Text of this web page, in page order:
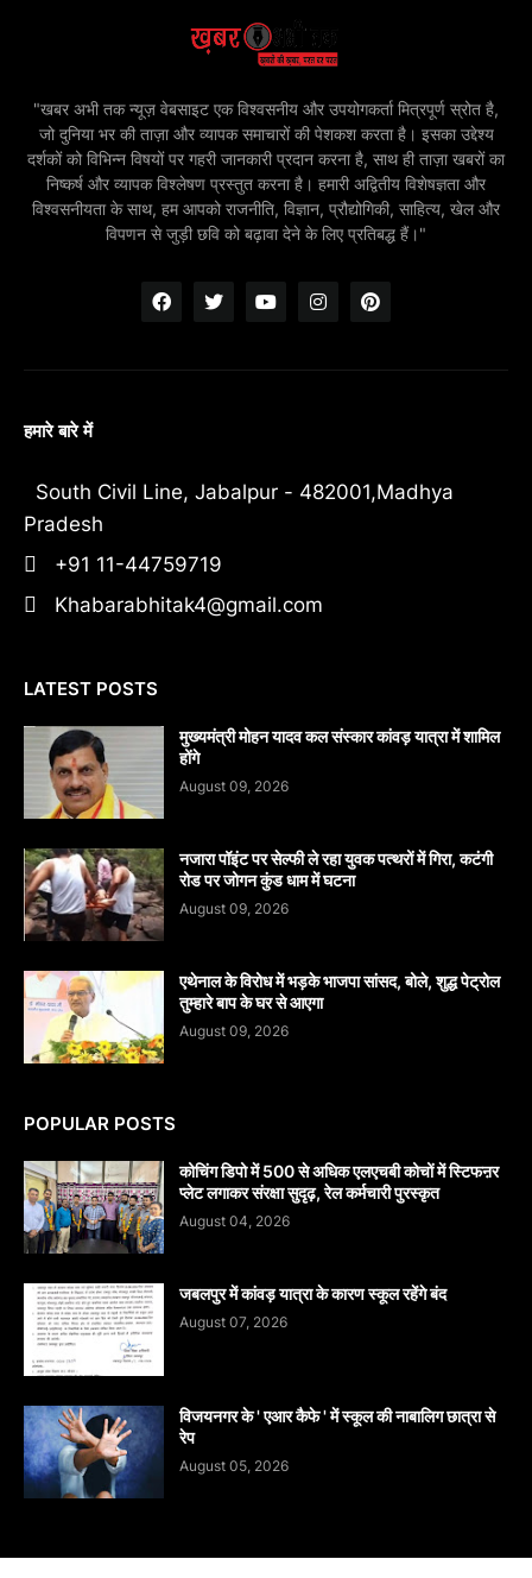
"खबर अभी तक न्यूज़ वेबसाइट एक विश्वसनीय और उपयोगकर्ता मित्रपूर्ण स्रोत है,
जो दुनिया भर की ताज़ा और व्यापक समाचारों की पेशकश करता है। इसका उद्देश्य
दर्शकों को विभिन्न विषयों पर गहरी जानकारी प्रदान करना है, साथ ही ताज़ा खबरों का
निष्कर्ष और व्यापक विश्लेषण प्रस्तुत करना है। हमारी अद्वितीय विशेषज्ञता और
विश्वसनीयता के साथ, हम आपको राजनीति, विज्ञान, प्रौद्योगिकी, साहित्य, खेल और
विपणन से जुड़ी छवि को बढ़ावा देने के लिए प्रतिबद्ध हैं।"
हमारे बारे में
South Civil Line, Jabalpur - 482001,Madhya
Pradesh
+91 11-44759719
Khabarabhitak4@gmail.com
LATEST POSTS
मुख्यमंत्री मोहन यादव कल संस्कार कांवड़ यात्रा में शामिल
होंगे
August 09, 2026
नजारा पॉइंट पर सेल्फी ले रहा युवक पत्थरों में गिरा, कटंगी
रोड पर जोगन कुंड धाम में घटना
August 09, 2026
एथेनाल के विरोध में भड़के भाजपा सांसद, बोले, शुद्ध पेट्रोल
तुम्हारे बाप के घर से आएगा
August 09, 2026
POPULAR POSTS
कोचिंग डिपो में 500 से अधिक एलएचबी कोचों में स्टिफऩर
प्लेट लगाकर संरक्षा सुदृढ़, रेल कर्मचारी पुरस्कृत
August 04, 2026
जबलपुर में कांवड़ यात्रा के कारण स्कूल रहेंगे बंद
August 07, 2026
विजयनगर के ' एआर कैफे ' में स्कूल की नाबालिग छात्रा से
रेप
August 05, 2026